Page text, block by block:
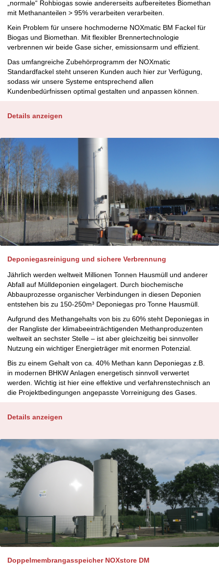
„normale“ Rohbiogas sowie andererseits aufbereitetes Biomethan
mit Methananteilen > 95% verarbeiten verarbeiten.
Kein Problem für unsere hochmoderne NOXmatic BM Fackel für
Biogas und Biomethan. Mit flexibler Brennertechnologie
verbrennen wir beide Gase sicher, emissionsarm und effizient.
Das umfangreiche Zubehörprogramm der NOXmatic
Standardfackel steht unseren Kunden auch hier zur Verfügung,
sodass wir unsere Systeme entsprechend allen
Kundenbedürfnissen optimal gestalten und anpassen können.
Details anzeigen
Deponiegasreinigung und sichere Verbrennung
Jährlich werden weltweit Millionen Tonnen Hausmüll und anderer
Abfall auf Mülldeponien eingelagert. Durch biochemische
Abbauprozesse organischer Verbindungen in diesen Deponien
entstehen bis zu 150-250m³ Deponiegas pro Tonne Hausmüll.
Aufgrund des Methangehalts von bis zu 60% steht Deponiegas in
der Rangliste der klimabeeinträchtigenden Methanproduzenten
weltweit an sechster Stelle – ist aber gleichzeitig bei sinnvoller
Nutzung ein wichtiger Energieträger mit enormen Potenzial.
Bis zu einem Gehalt von ca. 40% Methan kann Deponiegas z.B.
in modernen BHKW Anlagen energetisch sinnvoll verwertet
werden. Wichtig ist hier eine effektive und verfahrenstechnisch an
die Projektbedingungen angepasste Vorreinigung des Gases.
Details anzeigen
Doppelmembrangasspeicher NOXstore DM